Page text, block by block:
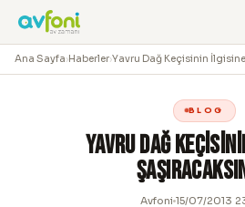
Ana Sayfa›Haberler›Yavru Dağ Keçisinin İlgisine
BLOG
Yavru Dağ
Avfoni 15/07/2013